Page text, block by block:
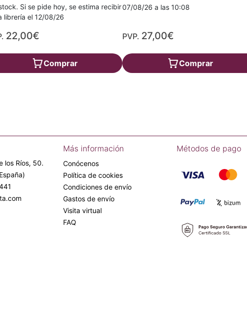
Si se pide hoy, se estima recibir
librería el 12/08/26
22,00€
Comprar
07/08/26 a las 10:08
PVP. 27,00€
Comprar
los Ríos, 50.
Más información
Conócenos
Política de cookies
Condiciones de envío
Gastos de envío
Visita virtual
FAQ
Métodos de pago